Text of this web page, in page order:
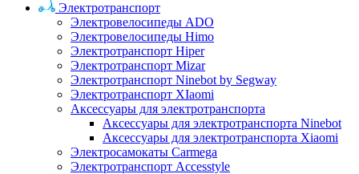
Электротранспорт
Электровелосипеды ADO
Электровелосипеды Himo
Электротранспорт Hiper
Электротранспорт Mizar
Электротранспорт Ninebot by Segway
Электротранспорт XIaomi
Аксессуары для электротранспорта
Аксессуары для электротранспорта Ninebot
Аксессуары для электротранспорта Xiaomi
Электросамокаты Carmega
Электротранспорт Accesstyle